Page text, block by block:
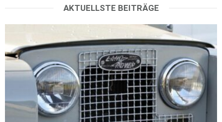
AKTUELLSTE BEITRÄGE